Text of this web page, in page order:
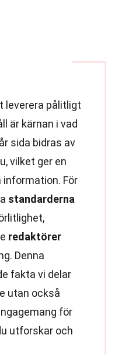
leverera pålitligt
är kärnan i vad
sida bidras av
vilket ger en
information. För
standarderna
redaktörer
Denna
fakta vi delar
utan också
för
utforskar och